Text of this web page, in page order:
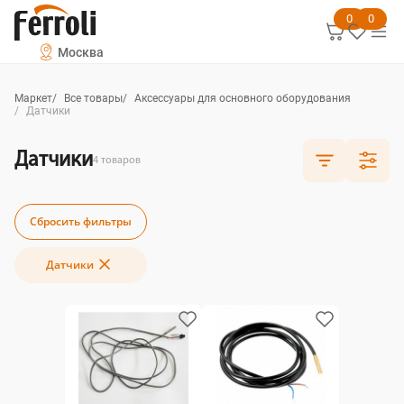
0 0
Москва
Маркет Все товары
Аксессуары для основного оборудования
Датчики
Датчики4 товаров
Сбросить фильтры
Датчики